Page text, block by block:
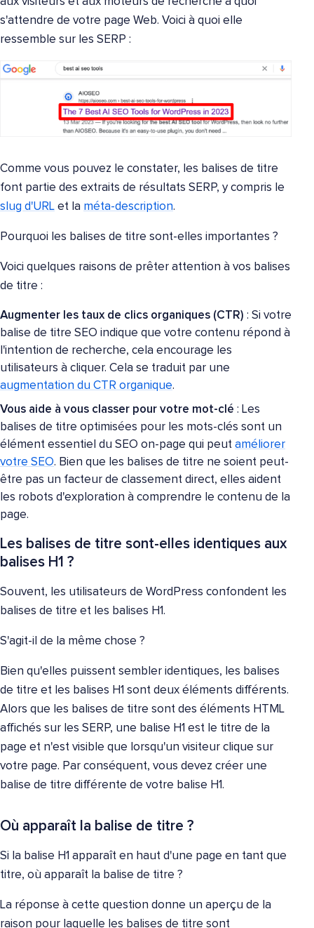
s'attendre de votre page Web. Voici à quoi elle
ressemble sur les SERP :
Comme vous pouvez le constater, les balises de titre
font partie des extraits de résultats SERP, y compris le
slug d'URL et la méta-description.
Pourquoi les balises de titre sont-elles importantes ?
Voici quelques raisons de prêter attention à vos balises
de titre :
Augmenter les taux de clics organiques (CTR) : Si votre
balise de titre SEO indique que votre contenu répond à
l'intention de recherche, cela encourage les
utilisateurs à cliquer. Cela se traduit par une
augmentation du CTR organique.
Vous aide à vous classer pour votre mot-clé : Les
balises de titre optimisées pour les mots-clés sont un
élément essentiel du SEO on-page qui peut améliorer
votre SEO. Bien que les balises de titre ne soient peut-
être pas un facteur de classement direct, elles aident
les robots d'exploration à comprendre le contenu de la
page.
Les balises de titre sont-elles identiques aux
balises H1 ?
Souvent, les utilisateurs de WordPress confondent les
balises de titre et les balises H1.
S'agit-il de la même chose ?
Bien qu'elles puissent sembler identiques, les balises
de titre et les balises H1 sont deux éléments différents.
Alors que les balises de titre sont des éléments HTML
affichés sur les SERP, une balise H1 est le titre de la
page et n'est visible que lorsqu'un visiteur clique sur
votre page. Par conséquent, vous devez créer une
balise de titre différente de votre balise H1.
Où apparaît la balise de titre ?
Si la balise H1 apparaît en haut d'une page en tant que
titre, où apparaît la balise de titre ?
La réponse à cette question donne un aperçu de la
raison pour laquelle les balises de titre sont